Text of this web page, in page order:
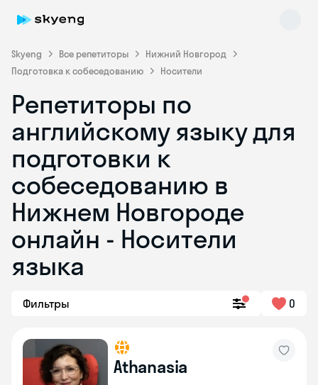
Skyeng Все репетиторы
Нижний Новгород
Подготовка к собеседованию
Носители
Репетиторы по
английскому языку для
подготовки к
собеседованию в
Нижнем Новгороде
онлайн - Носители
языка
Фильтры 0
Athanasia
Skyeng Chat